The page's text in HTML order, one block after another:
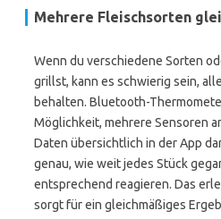
Mehrere Fleischsorten
Wenn du verschiedene Sorten
grillst, kann es schwierig sein,
behalten. Bluetooth-
Möglichkeit, mehrere Sensoren
Daten übersichtlich in der App
genau, wie weit jedes Stück
entsprechend reagieren. Das
sorgt für ein gleichmäßiges